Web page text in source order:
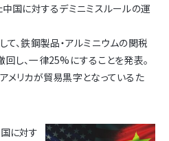
中国に対するデミニミスルールの運
て、鉄鋼製品・アルミニウムの関税
し、一律25%にすることを発表。
メリカが貿易黒字となっているた
に対す